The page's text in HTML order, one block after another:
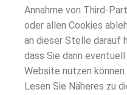
Annahme von Third-
oder allen Cookies
an dieser Stelle darauf
dass Sie dann
Website nutzen können.
Lesen Sie Näheres zu